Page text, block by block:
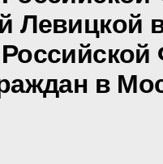
Левицкой
в